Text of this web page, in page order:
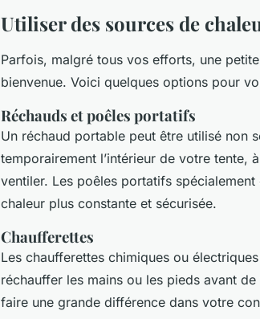
Utiliser des sources de
Parfois, malgré tous vos efforts, une
bienvenue. Voici quelques options pour
Réchauds et poêles portatifs
Un réchaud portable peut être utilisé non
temporairement l’intérieur de votre
ventiler. Les poêles portatifs
chaleur plus constante et sécurisée.
Chaufferettes
Les chaufferettes chimiques ou
réchauffer les mains ou les pieds avant
faire une grande différence dans votre